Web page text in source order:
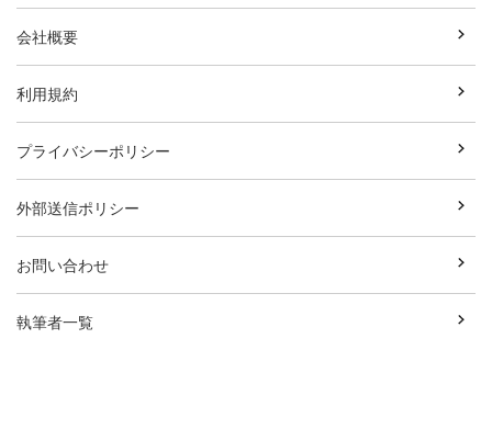
会社概要
利用規約
プライバシーポリシー
外部送信ポリシー
お問い合わせ
執筆者一覧